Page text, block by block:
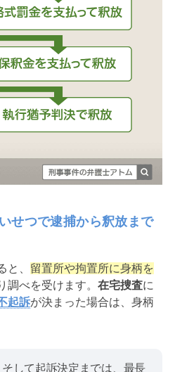
せつで逮捕から釈放まで
と、 留置所や拘置所に身柄を
調べを受けます。 在宅捜査に
起訴が決まった場合は、身柄
して起訴決定までは、最長